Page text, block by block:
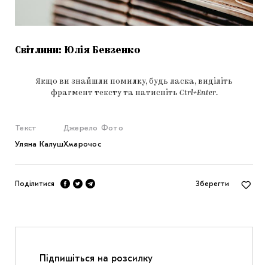
Світлини: Юлія Бевзенко
Якщо ви знайшли помилку, будь ласка, виділіть
фрагмент тексту та натисніть Ctrl+Enter.
Текст
Уляна Калуш
Джерело
Хмарочос
Фото
Поділитися Зберегти
Підпишіться на розсилку